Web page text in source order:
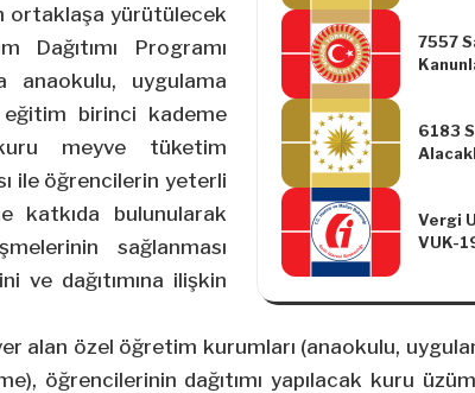
12/1/
2009/
2009/
Kurulu
12/1/
2009/
7557
6183
Vergi
VUK-
olanlar
ortaklaşa yürütülecek
Dağıtımı Programı
anaokulu, uygulama
eğitim birinci kademe
meyve tüketim
ile öğrencilerin yeterli
katkıda bulunularak
sağlanması
ve dağıtımına ilişkin
alan özel öğretim kurumları (anaokulu,
öğrencilerinin dağıtımı yapılacak kuru